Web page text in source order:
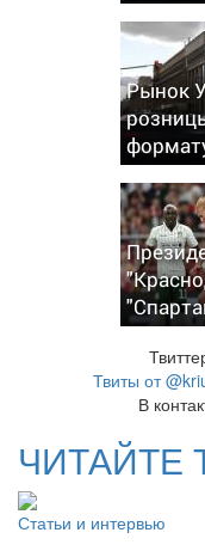
Рынок
Твиты от
В
ЧИТАЙТЕ
Статьи и интервью